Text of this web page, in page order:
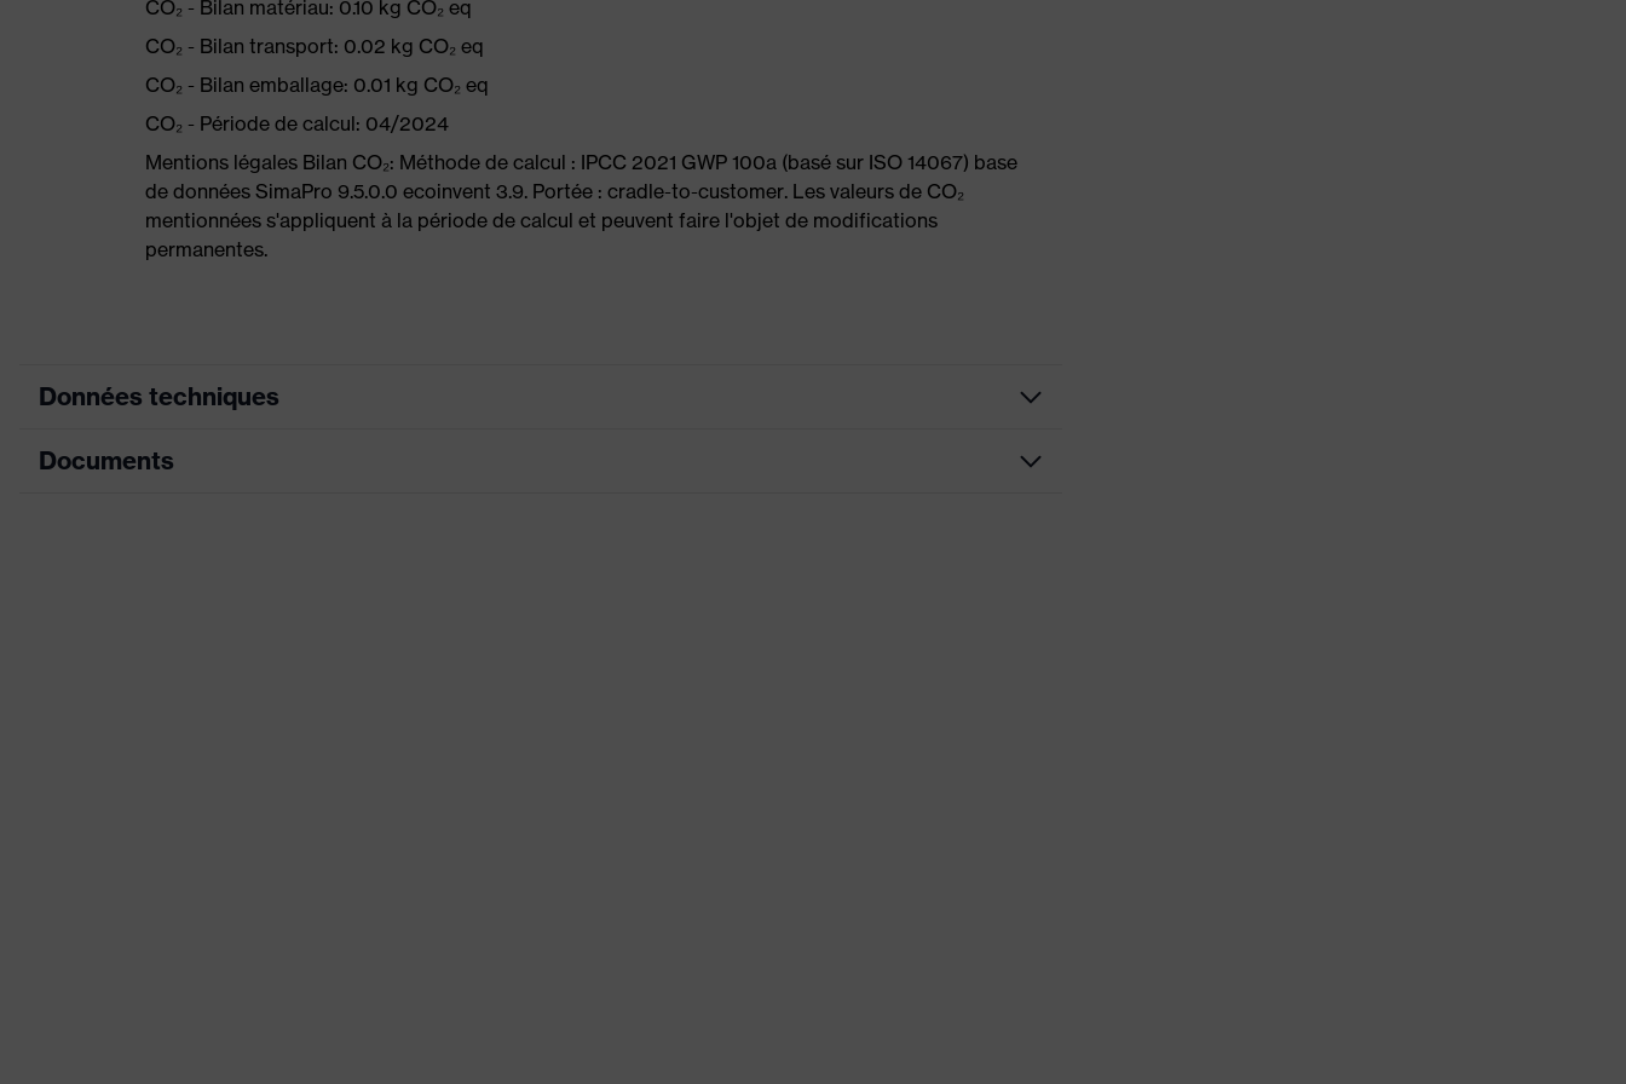
CO₂ - Bilan matériau: 0.10 kg CO₂ eq
CO₂ - Bilan transport: 0.02 kg CO₂ eq
CO₂ - Bilan emballage: 0.01 kg CO₂ eq
CO₂ - Période de calcul: 04/2024
Mentions légales Bilan CO₂: Méthode de calcul : IPCC 2021 GWP 100a (basé sur ISO 14067) base
de données SimaPro 9.5.0.0 ecoinvent 3.9. Portée : cradle-to-customer. Les valeurs de CO₂
mentionnées s'appliquent à la période de calcul et peuvent faire l'objet de modifications
permanentes.
Données techniques
couleur de recherche (filtre)
Documents